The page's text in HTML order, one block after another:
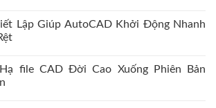
Lập Giúp AutoCAD Khởi Động Nhanh
file CAD Đời Cao Xuống Phiên Bản